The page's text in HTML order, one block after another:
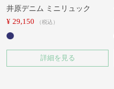
井原デニム ミニリュック
¥ 29,150 税込
詳細を見る